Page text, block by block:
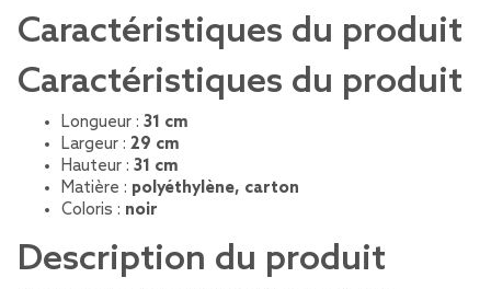
Caractéristiques du produit
Caractéristiques du produit
Longueur : 31 cm
Largeur : 29 cm
Hauteur : 31 cm
Matière : polyéthylène, carton
Coloris : noir
Description du produit